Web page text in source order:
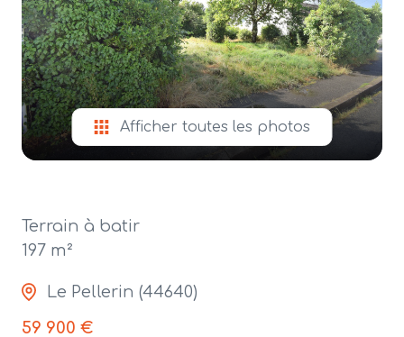
contact
Afficher toutes les photos
Terrain à batir
197 m²
Le Pellerin (44640)
59 900 €